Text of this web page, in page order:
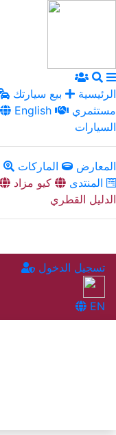
الرئيسية بيع سيارتك
English
السيارات
المعارض الماركات
المنتدى
كيو مزاد
الدليل القطري
تسجيل الدخول
EN